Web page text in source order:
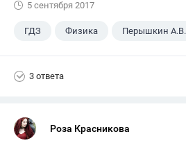
5 сентября 2017
ГДЗ Физика Перышкин А.В.
3 ответа
Роза Красникова